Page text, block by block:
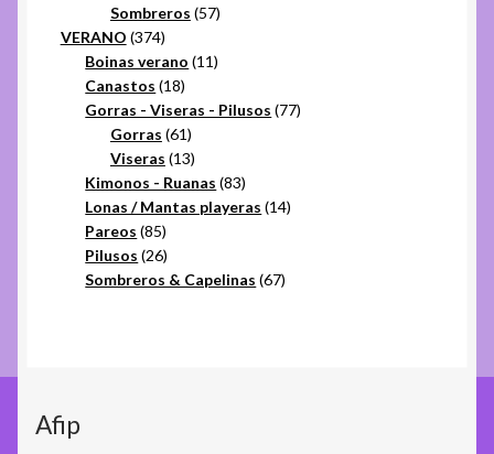
Sombreros 5757
VERANO 374374
productos
Boinas verano 1111
Canastos 1818
productos
Gorras - Viseras - Pilusos 7777
Gorras 6161
productos
Viseras 1313
productos
Kimonos - Ruanas 8383
productos
Lonas / Mantas playeras 1414
Pareos 8585
productos
Pilusos 2626
productos
Sombreros & Capelinas 6767
Afip